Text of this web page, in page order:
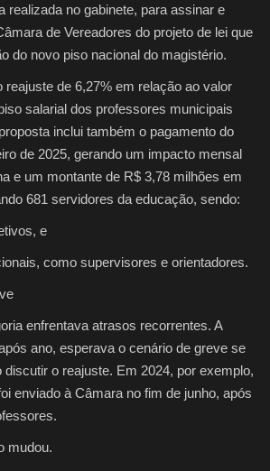
realizada no gabinete, para assinar e
de Vereadores do projeto de lei que
do novo piso nacional do magistério.
reajuste de 6,27% em relação ao valor
salarial dos professores municipais
inclui também o pagamento do
de 2025, gerando um impacto mensal
e um montante de R$ 3,78 milhões em
681 servidores da educação, sendo:
, e
, como supervisores e orientadores.
enfrentava atrasos recorrentes. A
ano, esperava o cenário de greve se
discutir o reajuste. Em 2024, por exemplo,
enviado à Câmara no fim de junho, após
mudou.